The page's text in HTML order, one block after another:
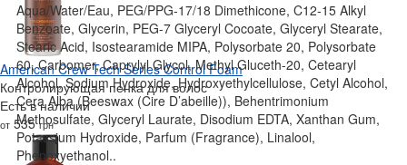
Aqua/Water/Eau, PEG/PPG-17/18 Dimethicone, C12-15 Alkyl
Benzoate, Glycerin, PEG-7 Glyceryl Cocoate, Glyceryl Stearate,
Stearic Acid, Isostearamide MIPA, Polysorbate 20, Polysorbate
60, Carbomer, Caprylyl Glycol, Methyl Gluceth-20, Cetearyl
Alcohol, Sodium Hydroxide, Hydroxyethylcellulose, Cetyl Alcohol,
Cera Alba (Beeswax (Cire D’abeille)), Behentrimonium
Methosulfate, Glyceryl Laurate, Disodium EDTA, Xanthan Gum,
Potassium Hydroxide, Parfum (Fragrance), Linalool,
Phenoxyethanol..
American Crew Tech Series Control Foam
Контролирующая пенка для волос
Есть в наличии
от 535грн